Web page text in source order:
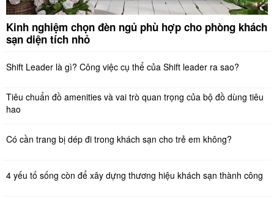
Kinh nghiệm chọn đèn ngủ phù hợp cho phòng khách
sạn diện tích nhỏ
Shift Leader là gì? Công việc cụ thể của Shift leader ra sao?
Tiêu chuẩn đồ amenities và vai trò quan trọng của bộ đồ dùng tiêu
hao
Có cần trang bị dép đi trong khách sạn cho trẻ em không?
4 yếu tố sống còn để xây dựng thương hiệu khách sạn thành công